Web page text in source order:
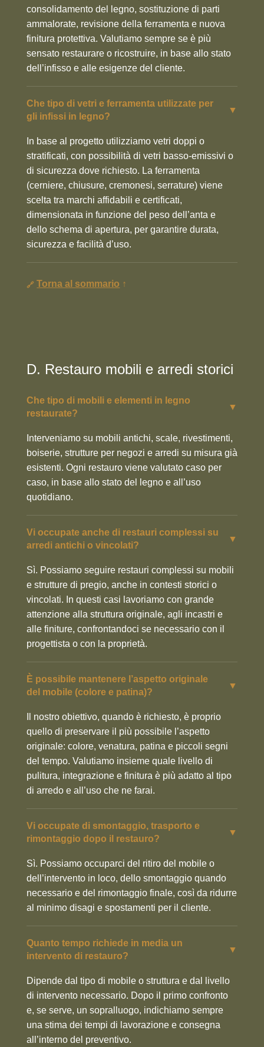
consolidamento del legno, sostituzione di parti
ammalorate, revisione della ferramenta e nuova
finitura protettiva. Valutiamo sempre se è più
sensato restaurare o ricostruire, in base allo stato
dell’infisso e alle esigenze del cliente.
Che tipo di vetri e ferramenta utilizzate per
gli infissi in legno?
▼
In base al progetto utilizziamo vetri doppi o
stratificati, con possibilità di vetri basso-emissivi o
di sicurezza dove richiesto. La ferramenta
(cerniere, chiusure, cremonesi, serrature) viene
scelta tra marchi affidabili e certificati,
dimensionata in funzione del peso dell’anta e
dello schema di apertura, per garantire durata,
sicurezza e facilità d’uso.
Torna al sommario ↑
D. Restauro mobili e arredi storici
Che tipo di mobili e elementi in legno
restaurate?
▼
Interveniamo su mobili antichi, scale, rivestimenti,
boiserie, strutture per negozi e arredi su misura già
esistenti. Ogni restauro viene valutato caso per
caso, in base allo stato del legno e all’uso
quotidiano.
Vi occupate anche di restauri complessi su
arredi antichi o vincolati?
▼
Sì. Possiamo seguire restauri complessi su mobili
e strutture di pregio, anche in contesti storici o
vincolati. In questi casi lavoriamo con grande
attenzione alla struttura originale, agli incastri e
alle finiture, confrontandoci se necessario con il
progettista o con la proprietà.
È possibile mantenere l’aspetto originale
del mobile (colore e patina)?
▼
Il nostro obiettivo, quando è richiesto, è proprio
quello di preservare il più possibile l’aspetto
originale: colore, venatura, patina e piccoli segni
del tempo. Valutiamo insieme quale livello di
pulitura, integrazione e finitura è più adatto al tipo
di arredo e all’uso che ne farai.
Vi occupate di smontaggio, trasporto e
rimontaggio dopo il restauro?
▼
Sì. Possiamo occuparci del ritiro del mobile o
dell’intervento in loco, dello smontaggio quando
necessario e del rimontaggio finale, così da ridurre
al minimo disagi e spostamenti per il cliente.
Quanto tempo richiede in media un
intervento di restauro?
▼
Dipende dal tipo di mobile o struttura e dal livello
di intervento necessario. Dopo il primo confronto
e, se serve, un sopralluogo, indichiamo sempre
una stima dei tempi di lavorazione e consegna
all’interno del preventivo.